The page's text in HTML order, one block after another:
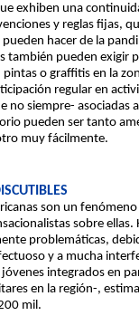
exhiben una
y reglas fijas,
hacer de la
también pueden
o graffitis en la
regular en
no siempre- asociadas
pueden ser tanto
muy fácilmente.
son un
sobre
problemáticas,
y a mucha
integrados en
en la región-,
mil.